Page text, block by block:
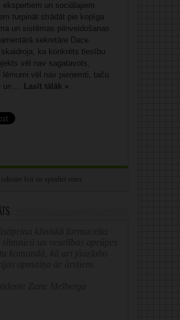
ekspertiem un sociālajiem
turpināt strādāt pie kopīga
un sistēmas pilnveidošanas.
sekretāre Dace
skaidroja, ka konkrēts tiesību
vēl nav sagatavots,
lēmumi vēl nav pieņemti, taču
un ...
Lasīt tālāk »